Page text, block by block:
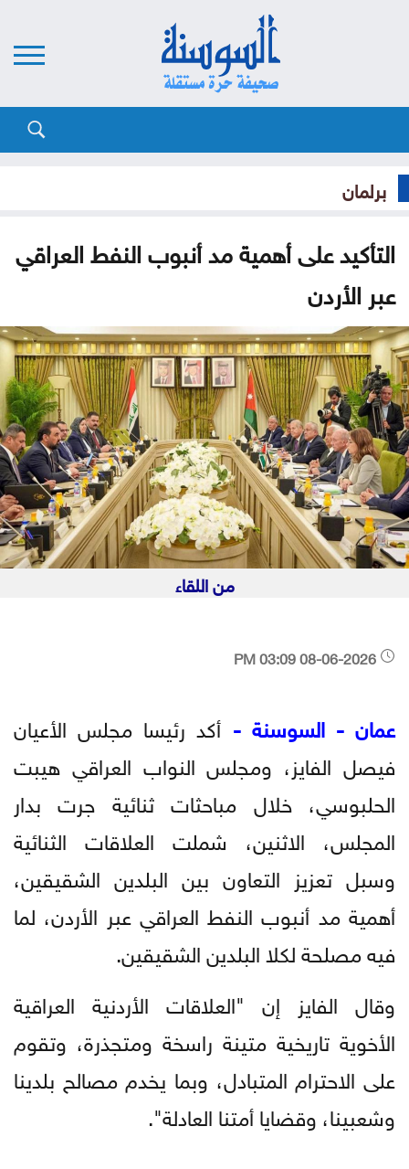
برلمان
التأكيد على أهمية مد أنبوب النفط العراقي
عبر الأردن
من اللقاء
عمان - السوسنة - أكد رئيسا مجلس الأعيان
فيصل الفايز، ومجلس النواب العراقي هيبت
الحلبوسي، خلال مباحثات ثنائية جرت بدار
المجلس، الاثنين، شملت العلاقات الثنائية
وسبل تعزيز التعاون بين البلدين الشقيقين،
أهمية مد أنبوب النفط العراقي عبر الأردن، لما
فيه مصلحة لكلا البلدين الشقيقين.
وقال الفايز إن "العلاقات الأردنية العراقية
الأخوية تاريخية متينة راسخة ومتجذرة، وتقوم
على الاحترام المتبادل، وبما يخدم مصالح بلدينا
وشعبينا، وقضايا أمتنا العادلة".